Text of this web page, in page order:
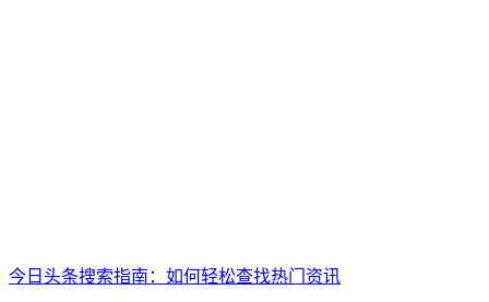
今日头条搜索指南：如何轻松查找热门资讯